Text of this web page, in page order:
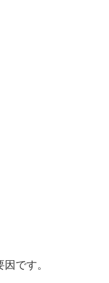
です。